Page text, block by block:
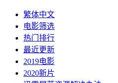
繁体中文
电影筛选
热门排行
最近更新
2019电影
2020新片